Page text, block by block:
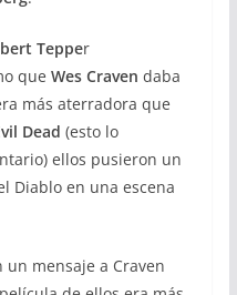
Tepper
que Wes Craven daba
más aterradora que
Dead (esto lo
ellos pusieron un
Diablo en una escena
un mensaje a Craven